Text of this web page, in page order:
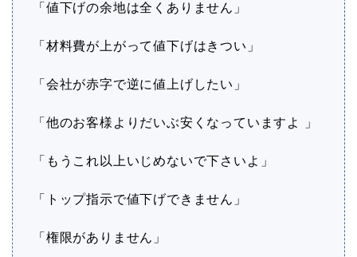
「値下げの余地は全くありません」
「材料費が上がって値下げはきつい」
「会社が赤字で逆に値上げしたい」
「他のお客様よりだいぶ安くなっていますよ 」
「もうこれ以上いじめないで下さいよ」
「トップ指示で値下げできません」
「権限がありません」